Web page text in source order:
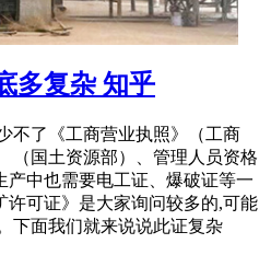
多复杂 知乎
不了《工商营业执照》（工商
（国土资源部）、管理人员资格
产中也需要电工证、爆破证等一
许可证》是大家询问较多的,可能
下面我们就来说说此证复杂